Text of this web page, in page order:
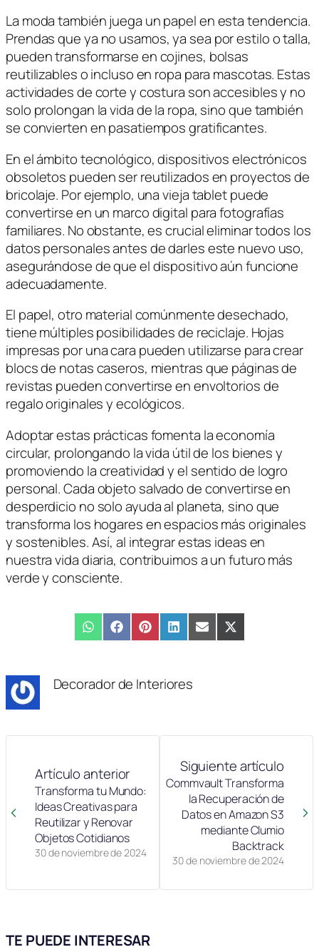
La moda también juega un papel en esta tendencia.
Prendas que ya no usamos, ya sea por estilo o talla,
pueden transformarse en cojines, bolsas
reutilizables o incluso en ropa para mascotas. Estas
actividades de corte y costura son accesibles y no
solo prolongan la vida de la ropa, sino que también
se convierten en pasatiempos gratificantes.
En el ámbito tecnológico, dispositivos electrónicos
obsoletos pueden ser reutilizados en proyectos de
bricolaje. Por ejemplo, una vieja tablet puede
convertirse en un marco digital para fotografías
familiares. No obstante, es crucial eliminar todos los
datos personales antes de darles este nuevo uso,
asegurándose de que el dispositivo aún funcione
adecuadamente.
El papel, otro material comúnmente desechado,
tiene múltiples posibilidades de reciclaje. Hojas
impresas por una cara pueden utilizarse para crear
blocs de notas caseros, mientras que páginas de
revistas pueden convertirse en envoltorios de
regalo originales y ecológicos.
Adoptar estas prácticas fomenta la economía
circular, prolongando la vida útil de los bienes y
promoviendo la creatividad y el sentido de logro
personal. Cada objeto salvado de convertirse en
desperdicio no solo ayuda al planeta, sino que
transforma los hogares en espacios más originales
y sostenibles. Así, al integrar estas ideas en
nuestra vida diaria, contribuimos a un futuro más
verde y consciente.
Compartir
en
WhatsAppCompartir
en
FacebookCompartir
en
PinterestCompartir
en
LinkedInCompartir
en
EmailCompartir
en
X
(Twitter)
Decorador de Interiores
Artículo anterior
30 de noviembre de 2024
Transforma tu Mundo:
Ideas Creativas para
Reutilizar y Renovar
Objetos Cotidianos
Siguiente artículo
30 de noviembre de 2024
Commvault Transforma
la Recuperación de
Datos en Amazon S3
mediante Clumio
Backtrack
TE PUEDE INTERESAR